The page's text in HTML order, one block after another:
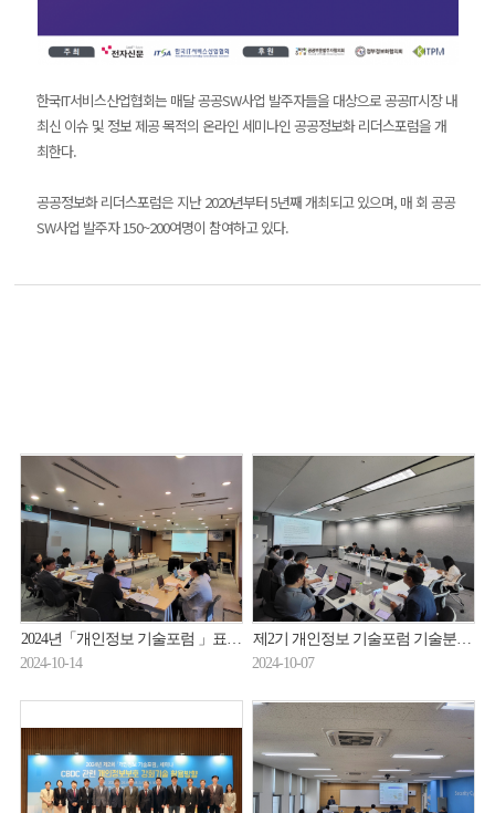
한국IT서비스산업협회는 매달 공공SW사업 발주자들을 대상으로 공공IT시장 내
최신 이슈 및 정보 제공 목적의 온라인 세미나인 공공정보화 리더스포럼을 개
최한다.
공공정보화 리더스포럼은 지난 2020년부터 5년째 개최되고 있으며, 매 회 공공
SW사업 발주자 150~200여명이 참여하고 있다.
2024년「개인정보 기술포럼 」표준화분과 미니세미나 개최 (24.10.11.)
2024-10-14
제2기 개인정보 기술포럼 기술분과 보고서 작성 2차 소분과위원회 개최(24.10.2.)
2024-10-07